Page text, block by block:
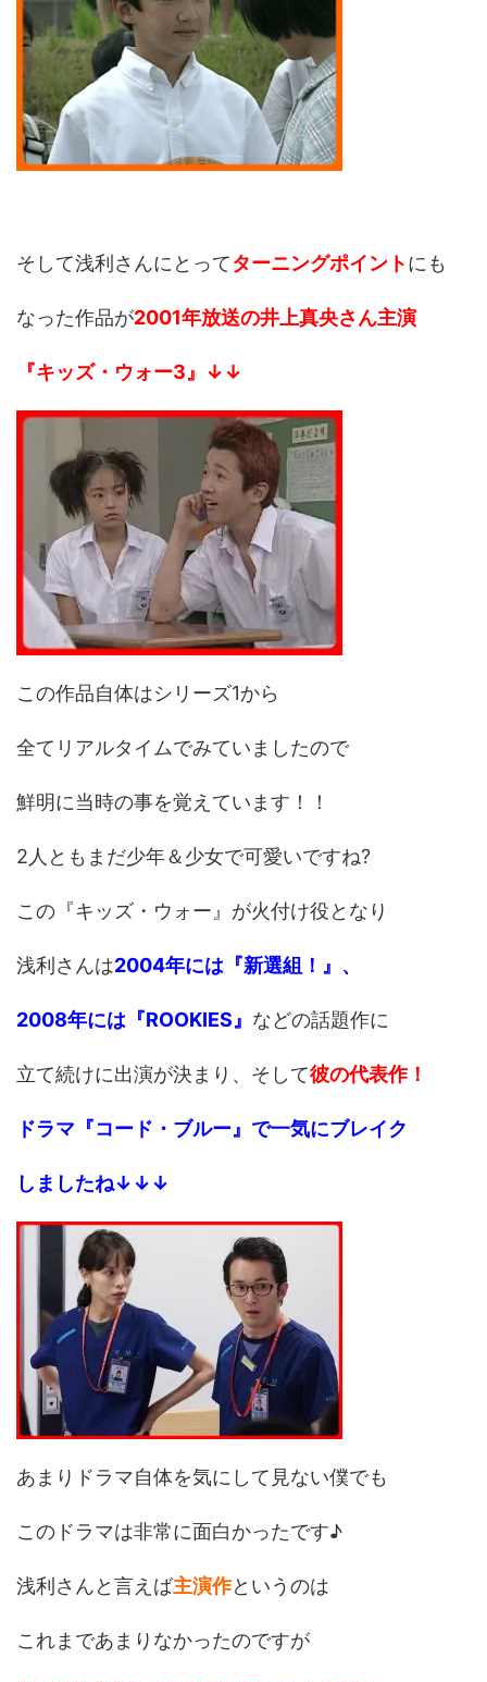
そして浅利さんにとってターニングポイントにも
なった作品が2001年放送の井上真央さん主演
『キッズ・ウォー3』↓↓
この作品自体はシリーズ1から
全てリアルタイムでみていましたので
鮮明に当時の事を覚えています！！
2人ともまだ少年＆少女で可愛いですね?
この『キッズ・ウォー』が火付け役となり
浅利さんは2004年には『新選組！』、
2008年には『ROOKIES』 などの話題作に
立て続けに出演が決まり、そして彼の代表作！
ドラマ『コード・ブルー』で一気にブレイク
しましたね↓↓↓
あまりドラマ自体を気にして見ない僕でも
このドラマは非常に面白かったです♪
浅利さんと言えば主演作というのは
これまであまりなかったのですが